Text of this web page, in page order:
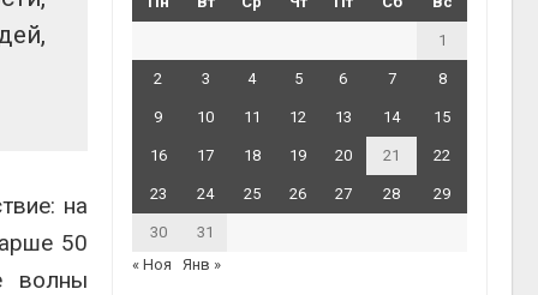
на
50
волны
1
2 3 4 5 6 7 8
9 10 11 12 13 14 15
16 17 18 19 20 21 22
23 24 25 26 27 28 29
30
31
« Ноя
Янв »